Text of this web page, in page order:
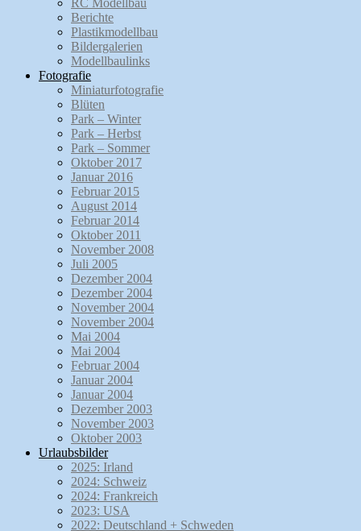
RC Modellbau
Berichte
Plastikmodellbau
Bildergalerien
Modellbaulinks
Fotografie
Miniaturfotografie
Blüten
Park – Winter
Park – Herbst
Park – Sommer
Oktober 2017
Januar 2016
Februar 2015
August 2014
Februar 2014
Oktober 2011
November 2008
Juli 2005
Dezember 2004
Dezember 2004
November 2004
November 2004
Mai 2004
Mai 2004
Februar 2004
Januar 2004
Januar 2004
Dezember 2003
November 2003
Oktober 2003
Urlaubsbilder
2025: Irland
2024: Schweiz
2024: Frankreich
2023: USA
2022: Deutschland + Schweden